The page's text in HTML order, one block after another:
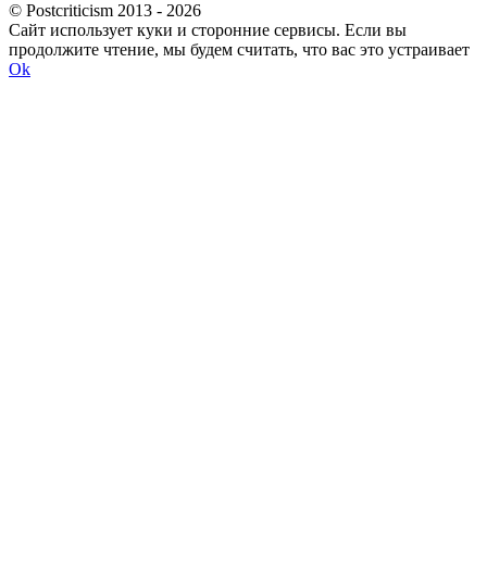
© Postcriticism 2013 - 2026
Сайт использует куки и сторонние сервисы. Если вы
продолжите чтение, мы будем считать, что вас это устраивает
Ok